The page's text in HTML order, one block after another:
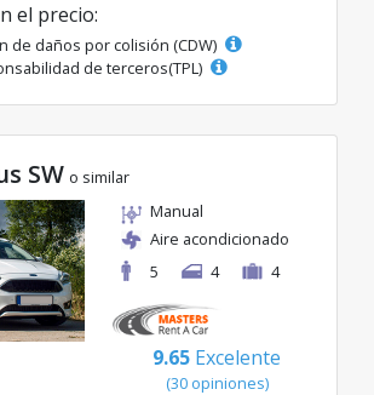
el precio:
de daños por colisión (CDW)
de terceros(TPL)
SW o similar
Manual
Aire acondicionado
5
4 4
9.65 Excelente
(30 opiniones)